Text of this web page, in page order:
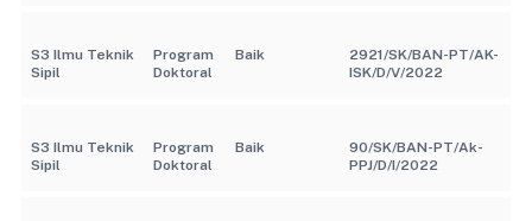
S3 Ilmu Teknik
Sipil
Program
Doktoral
Baik
2921/SK/BAN-PT/AK-
ISK/D/V/2022
S3 Ilmu Teknik
Sipil
Program
Doktoral
Baik
90/SK/BAN-PT/Ak-
PPJ/D/I/2022